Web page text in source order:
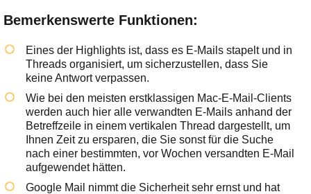
Bemerkenswerte Funktionen:
Eines der Highlights ist, dass es E-Mails stapelt und in
Threads organisiert, um sicherzustellen, dass Sie
keine Antwort verpassen.
Wie bei den meisten erstklassigen Mac-E-Mail-Clients
werden auch hier alle verwandten E-Mails anhand der
Betreffzeile in einem vertikalen Thread dargestellt, um
Ihnen Zeit zu ersparen, die Sie sonst für die Suche
nach einer bestimmten, vor Wochen versandten E-Mail
aufgewendet hätten.
Google Mail nimmt die Sicherheit sehr ernst und hat